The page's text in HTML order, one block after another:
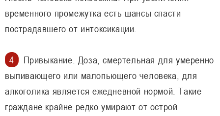
временного промежутка есть шансы спасти
пострадавшего от интоксикации.
Привыкание. Доза, смертельная для умеренно
выпивающего или малопьющего человека, для
алкоголика является ежедневной нормой. Такие
граждане крайне редко умирают от острой